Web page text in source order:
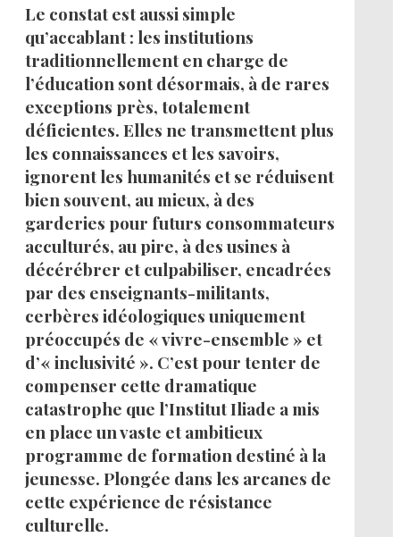
Le constat est aussi simple
qu’accablant : les institutions
traditionnellement en charge de
l’éducation sont désormais, à de rares
exceptions près, totalement
déficientes. Elles ne transmettent plus
les connaissances et les savoirs,
ignorent les humanités et se réduisent
bien souvent, au mieux, à des
garderies pour futurs consommateurs
acculturés, au pire, à des usines à
décérébrer et culpabiliser, encadrées
par des enseignants-militants,
cerbères idéologiques uniquement
préoccupés de « vivre-ensemble » et
d’« inclusivité ». C’est pour tenter de
compenser cette dramatique
catastrophe que l’Institut Iliade a mis
en place un vaste et ambitieux
programme de formation destiné à la
jeunesse. Plongée dans les arcanes de
cette expérience de résistance
culturelle.